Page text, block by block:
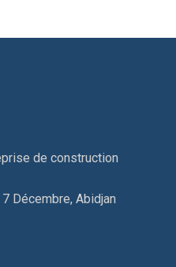
de construction
Décembre, Abidjan